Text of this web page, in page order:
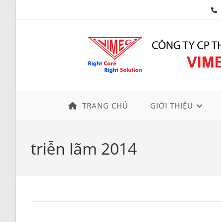
TRANG CHỦ GIỚI THIỆU
triễn lãm 2014